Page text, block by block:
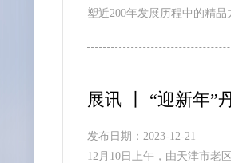
塑近200年发展历程中的精
展讯 丨 “迎新年”
发布日期：2023-12-21
12月10日上午，由天津市老